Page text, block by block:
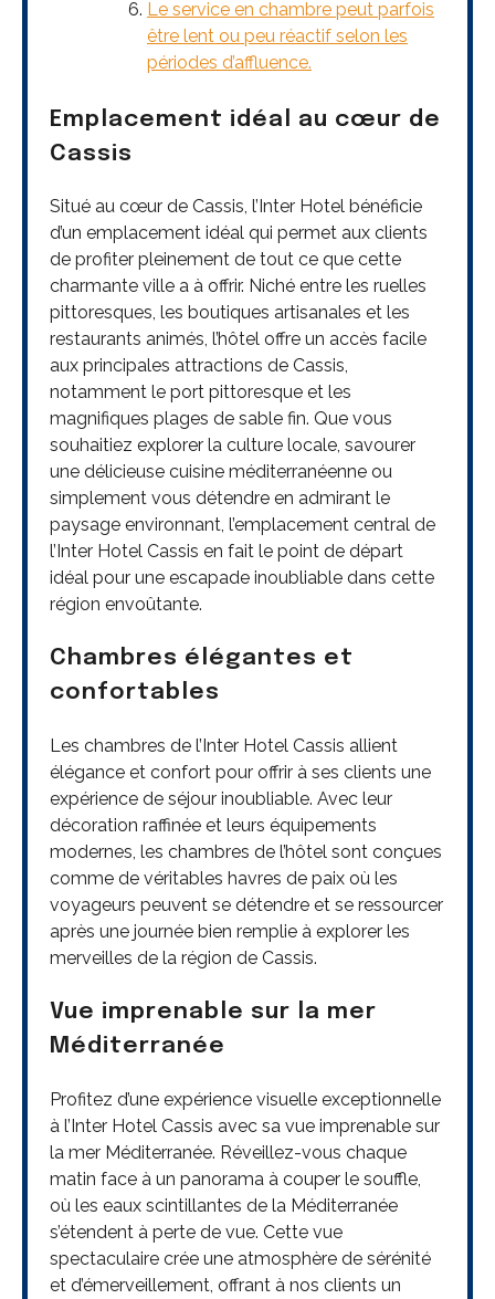
Le service en chambre peut parfois
être lent ou peu réactif selon les
périodes d’affluence.
Emplacement idéal au cœur de
Cassis
Situé au cœur de Cassis, l’Inter Hotel bénéficie
d’un emplacement idéal qui permet aux clients
de profiter pleinement de tout ce que cette
charmante ville a à offrir. Niché entre les ruelles
pittoresques, les boutiques artisanales et les
restaurants animés, l’hôtel offre un accès facile
aux principales attractions de Cassis,
notamment le port pittoresque et les
magnifiques plages de sable fin. Que vous
souhaitiez explorer la culture locale, savourer
une délicieuse cuisine méditerranéenne ou
simplement vous détendre en admirant le
paysage environnant, l’emplacement central de
l’Inter Hotel Cassis en fait le point de départ
idéal pour une escapade inoubliable dans cette
région envoûtante.
Chambres élégantes et
confortables
Les chambres de l’Inter Hotel Cassis allient
élégance et confort pour offrir à ses clients une
expérience de séjour inoubliable. Avec leur
décoration raffinée et leurs équipements
modernes, les chambres de l’hôtel sont conçues
comme de véritables havres de paix où les
voyageurs peuvent se détendre et se ressourcer
après une journée bien remplie à explorer les
merveilles de la région de Cassis.
Vue imprenable sur la mer
Méditerranée
Profitez d’une expérience visuelle exceptionnelle
à l’Inter Hotel Cassis avec sa vue imprenable sur
la mer Méditerranée. Réveillez-vous chaque
matin face à un panorama à couper le souffle,
où les eaux scintillantes de la Méditerranée
s’étendent à perte de vue. Cette vue
spectaculaire crée une atmosphère de sérénité
et d’émerveillement, offrant à nos clients un